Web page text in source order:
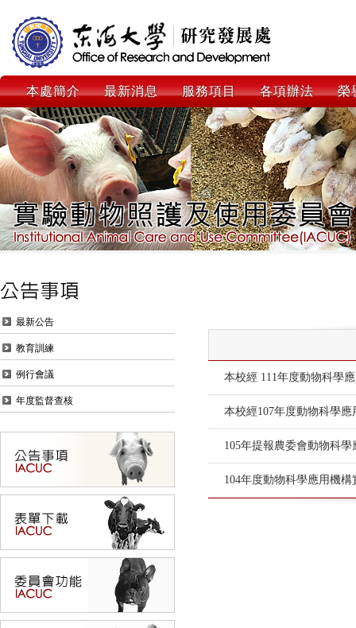
本處簡介 最新消息 服務項目 各項辦法 榮
最新公告
教育訓練
例行會議
年度監督查核
本校經 111年度動物科學
本校經107年度動物科學
105年提報農委會動物科
104年度動物科學應用機